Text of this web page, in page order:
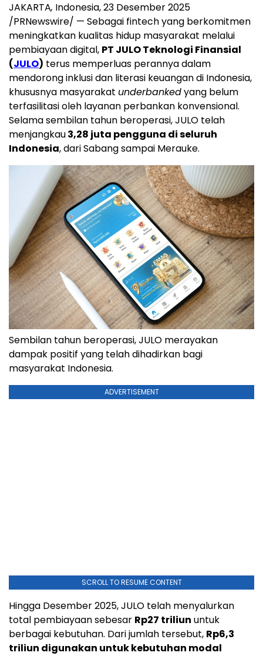
JAKARTA, Indonesia, 23 Desember 2025
/PRNewswire/ — Sebagai fintech yang berkomitmen
meningkatkan kualitas hidup masyarakat melalui
pembiayaan digital, PT JULO Teknologi Finansial
(JULO) terus memperluas perannya dalam
mendorong inklusi dan literasi keuangan di Indonesia,
khususnya masyarakat underbankedyang belum
terfasilitasi oleh layanan perbankan konvensional.
Selama sembilan tahun beroperasi, JULO telah
menjangkau3,28 juta pengguna di seluruh
Indonesia, dari Sabang sampai Merauke.
Sembilan tahun beroperasi, JULO merayakan
dampak positif yang telah dihadirkan bagi
masyarakat Indonesia.
ADVERTISEMENT
SCROLL TO RESUME CONTENT
Hingga Desember 2025, JULO telah menyalurkan
total pembiayaan sebesar Rp27 triliun untuk
berbagai kebutuhan. Dari jumlah tersebut, Rp6,3
triliun digunakan untuk kebutuhan modal